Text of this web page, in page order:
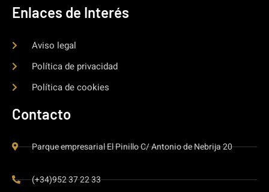
Enlaces de Interés
Aviso legal
Política de privacidad
Política de cookies
Contacto
Parque empresarial El Pinillo C/ Antonio de Nebrija 20
(+34)952 37 22 33